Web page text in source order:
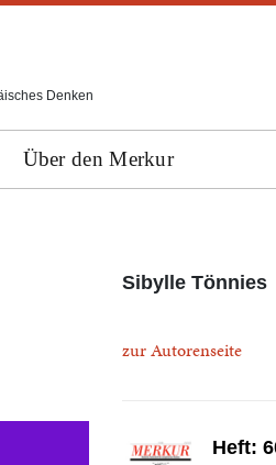
Denken
Über den Merkur
Sibylle Tönnies
zur Autorenseite
Heft: